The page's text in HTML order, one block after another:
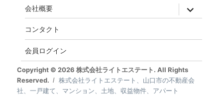
会社概要 expand
child
コンタクト
会員ログイン
Copyright © 2026 株式会社ライトエステート. All Rights
Reserved.
株式会社ライトエステート、山口市の不動産会
社、一戸建て、マンション、土地、収益物件、アパート